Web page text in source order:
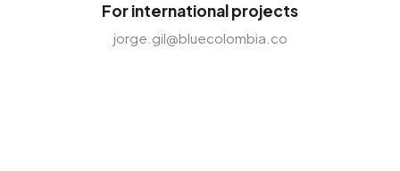
For international projects
jorge.gil@bluecolombia.co